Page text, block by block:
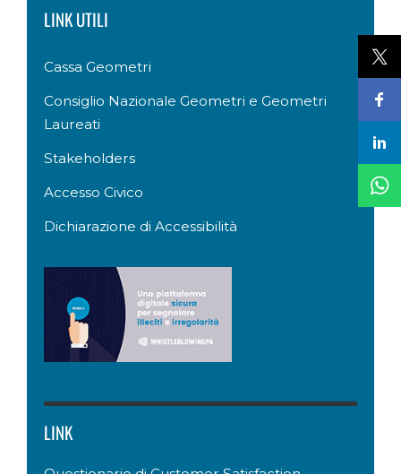
LINK UTILI
Cassa Geometri
Consiglio Nazionale Geometri e Geometri
Laureati
Stakeholders
Accesso Civico
Dichiarazione di Accessibilità
LINK